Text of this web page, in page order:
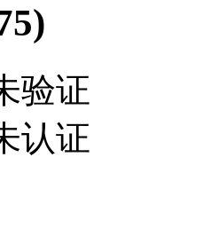
验证
认证